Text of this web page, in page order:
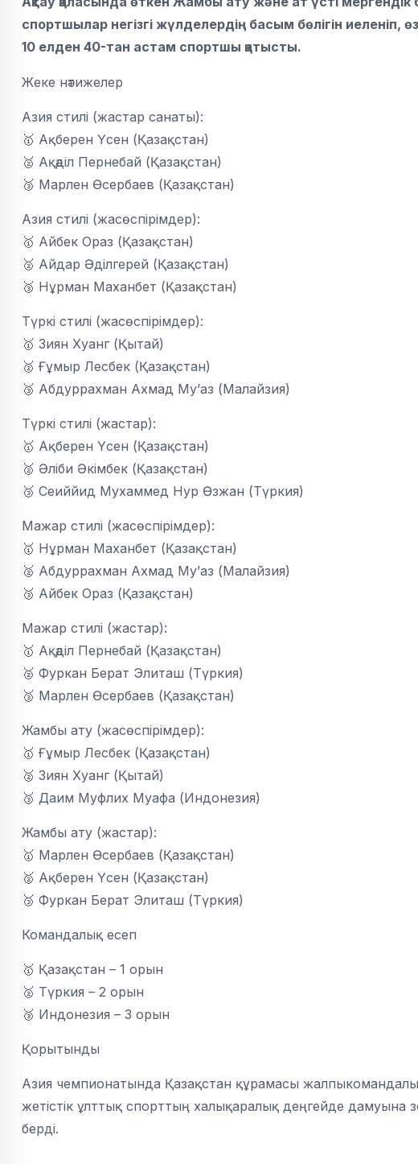
спортшылар негізгі жүлделердің басым бөлігін иеленіп,
10 елден 40-тан астам спортшы қатысты.
Жеке нәтижелер
Азия стилі (жастар санаты):
🥇 Ақберен Үсен (Қазақстан)
🥈 Ақәділ Пернебай (Қазақстан)
🥉 Марлен Өсербаев (Қазақстан)
Азия стилі (жасөспірімдер):
🥇 Айбек Ораз (Қазақстан)
🥈 Айдар Әділгерей (Қазақстан)
🥉 Нұрман Маханбет (Қазақстан)
Түркі стилі (жасөспірімдер):
🥇 Зиян Хуанг (Қытай)
🥈 Ғұмыр Лесбек (Қазақстан)
🥉 Абдуррахман Ахмад Му’аз (Малайзия)
Түркі стилі (жастар):
🥇 Ақберен Үсен (Қазақстан)
🥈 Әліби Әкімбек (Қазақстан)
🥉 Сеиййид Мухаммед Нур Өзжан (Түркия)
Мажар стилі (жасөспірімдер):
🥇 Нұрман Маханбет (Қазақстан)
🥈 Абдуррахман Ахмад Му’аз (Малайзия)
🥉 Айбек Ораз (Қазақстан)
Мажар стилі (жастар):
🥇 Ақәділ Пернебай (Қазақстан)
🥈 Фуркан Берат Элиташ (Түркия)
🥉 Марлен Өсербаев (Қазақстан)
Жамбы ату (жасөспірімдер):
🥇 Ғұмыр Лесбек (Қазақстан)
🥈 Зиян Хуанг (Қытай)
🥉 Даим Муфлих Муaфа (Индонезия)
Жамбы ату (жастар):
🥇 Марлен Өсербаев (Қазақстан)
🥈 Ақберен Үсен (Қазақстан)
🥉 Фуркан Берат Элиташ (Түркия)
Командалық есеп
🥇 Қазақстан – 1 орын
🥈 Түркия – 2 орын
🥉 Индонезия – 3 орын
Қорытынды
Азия чемпионатында Қазақстан құрамасы
жетістік ұлттық спорттың халықаралық деңгейде дамуына
берді.